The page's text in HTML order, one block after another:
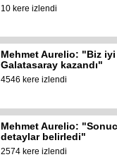
10 kere izlendi
Mehmet Aurelio: "Biz iyi
Galatasaray kazandı"
4546 kere izlendi
Mehmet Aurelio:
detaylar belirledi"
2574 kere izlendi